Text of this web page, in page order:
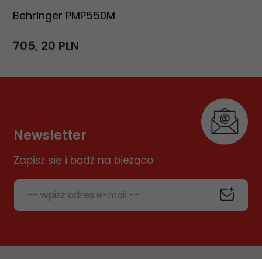
Behringer PMP550M
705, 20 PLN
Newsletter
Zapisz się i bądź na bieżąco
-- wpisz adres e-mail --